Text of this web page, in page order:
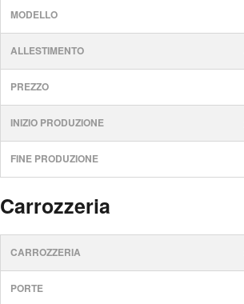
MODELLO
ALLESTIMENTO
PREZZO
INIZIO PRODUZIONE
FINE PRODUZIONE
Carrozzeria
CARROZZERIA
PORTE